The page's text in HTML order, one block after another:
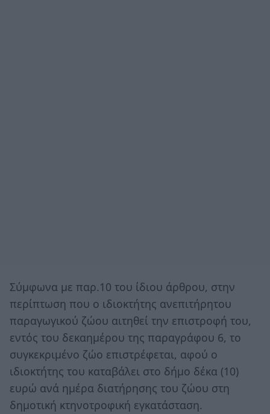
Σύμφωνα με παρ.10 του ίδιου άρθρου, στην
περίπτωση που ο ιδιοκτήτης ανεπιτήρητου
παραγωγικού ζώου αιτηθεί την επιστροφή του,
εντός του δεκαημέρου της παραγράφου 6, το
συγκεκριμένο ζώο επιστρέφεται, αφού ο
ιδιοκτήτης του καταβάλει στο δήμο δέκα (10)
ευρώ ανά ημέρα διατήρησης του ζώου στη
δημοτική κτηνοτροφική εγκατάσταση.